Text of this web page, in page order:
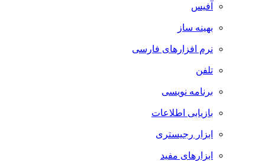
آفیس
بهینه ساز
نرم افزارهای فارسی
تلفن
برنامه نویسی
بازیابی اطلاعات
ابزار رجیستری
ابزارهای مفید